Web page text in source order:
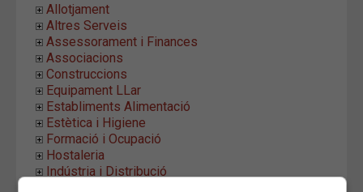
Allotjament
Altres Serveis
Assessorament i Finances
Associacions
Construccions
Equipament LLar
Establiments Alimentació
Estètica i Higiene
Formació i Ocupació
Hostaleria
Indústria i Distribució